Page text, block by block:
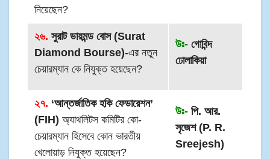
নিয়েছেন?
২৬. সুরাট ডায়মন্ড বোস (Surat
Diamond Bourse)-এর নতুন
চেয়ারম্যান কে নিযুক্ত হয়েছেন?
উঃ- গোবিন্দ
ঢোলাকিয়া
২৭. ‘আন্তর্জাতিক হকি ফেডারেশন’
(FIH) অ্যাথলিটস কমিটির কো-
চেয়ারম্যান হিসেবে কোন ভারতীয়
খেলোয়াড় নিযুক্ত হয়েছেন?
উঃ- পি. আর.
সৃজেশ (P. R.
Sreejesh)